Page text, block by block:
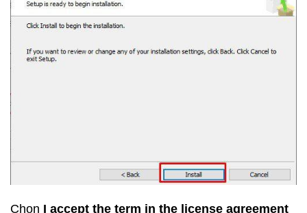
Chọn I accept the term in the license agreement